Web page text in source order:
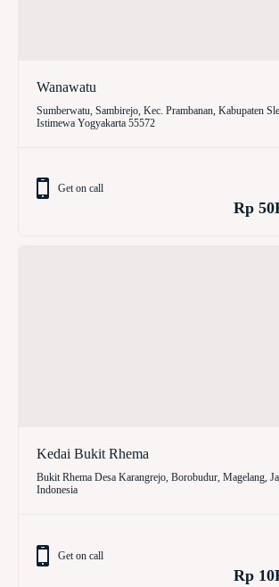
Wanawatu
Sumberwatu, Sambirejo, Kec. Prambanan, Kabupaten
Istimewa Yogyakarta 55572
Get on call
Rp
Kedai Bukit Rhema
Bukit Rhema Desa Karangrejo, Borobudur, Magelang,
Indonesia
Get on call
Rp